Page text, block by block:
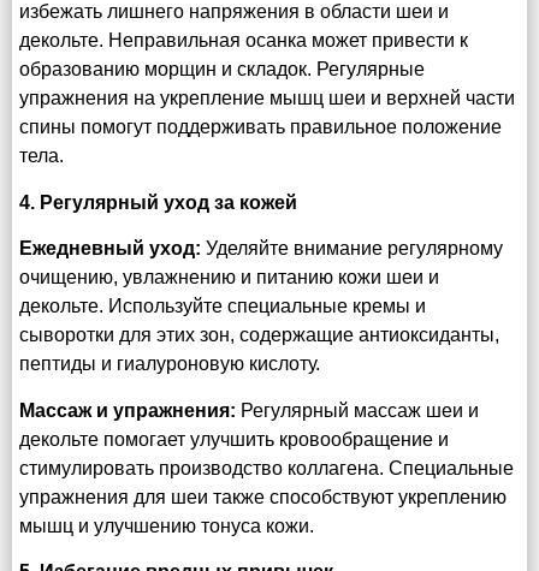
избежать лишнего напряжения в области шеи и
декольте. Неправильная осанка может привести к
образованию морщин и складок. Регулярные
упражнения на укрепление мышц шеи и верхней части
спины помогут поддерживать правильное положение
тела.
4. Регулярный уход за кожей
Ежедневный уход: Уделяйте внимание регулярному
очищению, увлажнению и питанию кожи шеи и
декольте. Используйте специальные кремы и
сыворотки для этих зон, содержащие антиоксиданты,
пептиды и гиалуроновую кислоту.
Массаж и упражнения: Регулярный массаж шеи и
декольте помогает улучшить кровообращение и
стимулировать производство коллагена. Специальные
упражнения для шеи также способствуют укреплению
мышц и улучшению тонуса кожи.